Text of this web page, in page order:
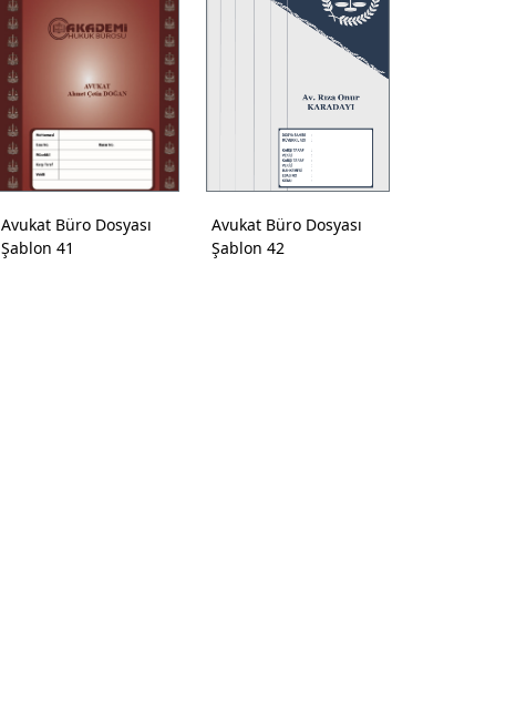
Avukat Büro Dosyası
Şablon 41
Avukat Büro Dosyası
Şablon 42